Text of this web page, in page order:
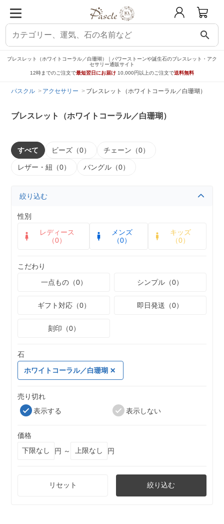
search
ブレスレット（ホワイトコーラル／白珊瑚）｜パワーストーンや誕生石のブレスレット・アク
セサリー通販サイト
12時までのご注文で最短翌日にお届け 10,000円以上のご注文で送料無料
パスクル アクセサリー ブレスレット（ホワイトコーラル／白珊瑚）
ブレスレット（ホワイトコーラル／白珊瑚）
すべて ビーズ（0） チェーン（0）
レザー・紐（0） バングル（0）
絞り込む
性別
レディース
（0）
メンズ
（0）
キッズ
（0）
こだわり
一点もの（0）
シンプル（0）
ギフト対応（0） 即日発送（0）
刻印（0）
石
ホワイトコーラル／白珊瑚
売り切れ
表示する
表示しない
価格
円 ～
円
リセット 絞り込む